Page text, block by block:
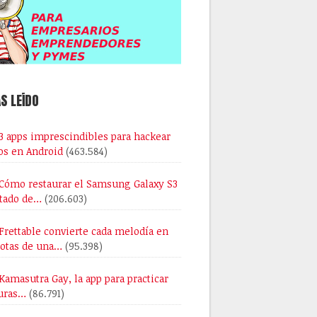
LEÍDO
apps imprescindibles para hackear
en Android (463.584)
restaurar el Samsung Galaxy S3
de… (206.603)
convierte cada melodía en
de una… (95.398)
Gay, la app para practicar
(86.791)